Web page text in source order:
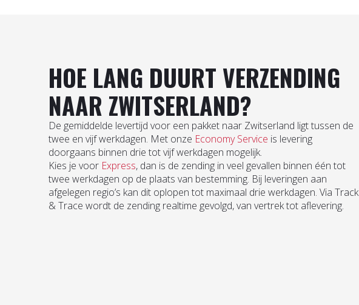
HOE LANG DUURT VERZENDING
NAAR ZWITSERLAND?
De gemiddelde levertijd voor een pakket naar Zwitserland ligt tussen de
twee en vijf werkdagen. Met onze Economy Service is levering
doorgaans binnen drie tot vijf werkdagen mogelijk.
Kies je voor Express, dan is de zending in veel gevallen binnen één tot
twee werkdagen op de plaats van bestemming. Bij leveringen aan
afgelegen regio’s kan dit oplopen tot maximaal drie werkdagen. Via Track
& Trace wordt de zending realtime gevolgd, van vertrek tot aflevering.